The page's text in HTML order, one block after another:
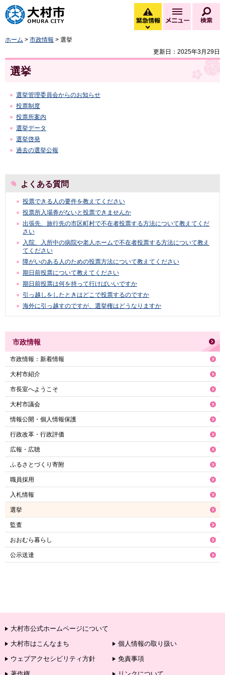
大村市
緊急情報
緊急情報を開く
メニュー
ホーム > 市政情報 > 選挙
更新日：2025年3月29日
選挙
選挙管理委員会からのお知らせ
投票制度
投票所案内
選挙データ
選挙啓発
過去の選挙公報
よくある質問
投票できる人の要件を教えてください
投票所入場券がないと投票できませんか
出張先、旅行先の市区町村で不在者投票する方法について教えてくだ
さい
入院、入所中の病院や老人ホームで不在者投票する方法について教え
てください
障がいのある人のための投票方法について教えてください
期日前投票について教えてください
期日前投票は何を持って行けばいいですか
引っ越しをしたときはどこで投票するのですか
海外に引っ越すのですが、選挙権はどうなりますか
市政情報
市政情報：新着情報
大村市紹介
市長室へようこそ
大村市議会
情報公開・個人情報保護
行政改革・行政評価
広報・広聴
ふるさとづくり寄附
職員採用
入札情報
選挙
監査
おおむら暮らし
公示送達
大村市公式ホームページについて
大村市はこんなまち
個人情報の取り扱い
ウェブアクセシビリティ方針
免責事項